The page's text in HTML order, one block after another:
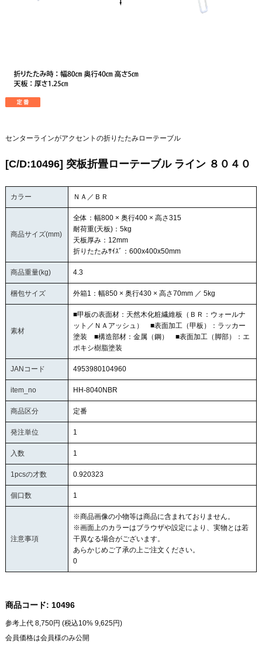
センターラインがアクセントの折りたたみローテーブル
[C/D:10496] 突板折畳ローテーブル ライン ８０４０
カラー ＮＡ／ＢＲ
商品サイズ(mm)
全体：幅800 × 奥行400 × 高さ315
耐荷重(天板)：5kg
天板厚み：12mm
折りたたみｻｲｽﾞ：600x400x50mm
商品重量(kg) 4.3
梱包サイズ 外箱1：幅850 × 奥行430 × 高さ70mm ／ 5kg
素材
■甲板の表面材：天然木化粧繊維板（ＢＲ：ウォールナ
ット／ＮＡアッシュ） ■表面加工（甲板）：ラッカー
塗装 ■構造部材：金属（鋼） ■表面加工（脚部）：エ
ポキシ樹脂塗装
JANコード 4953980104960
item_no HH-8040NBR
商品区分 定番
発注単位 1
入数 1
1pcsの才数 0.920323
個口数 1
注意事項
※商品画像の小物等は商品に含まれておりません。
※画面上のカラーはブラウザや設定により、実物とは若
干異なる場合がございます。
あらかじめご了承の上ご注文ください。
0
商品コード: 10496
参考上代 8,750円 (税込10% 9,625円)
会員価格は会員様のみ公開